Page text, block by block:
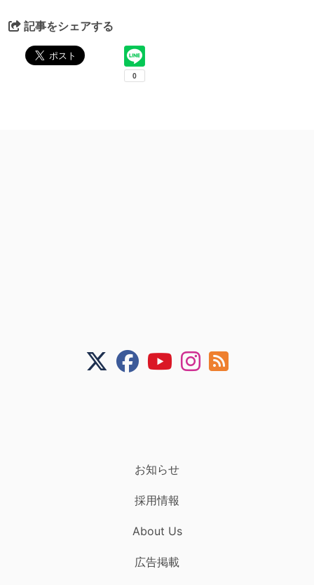
記事をシェアする
お知らせ
採用情報
About Us
広告掲載